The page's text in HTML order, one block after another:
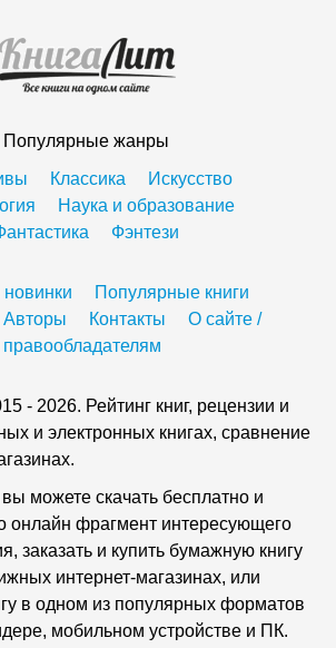
Популярные жанры
Классика
Искусство
Наука и образование
Фэнтези
Популярные книги
Авторы Контакты
О сайте /
правообладателям
- 2026. Рейтинг книг, рецензии и
и электронных книгах, сравнение
можете скачать бесплатно и
онлайн фрагмент интересующего
заказать и купить бумажную книгу
интернет-магазинах, или
в одном из популярных форматов
мобильном устройстве и ПК.